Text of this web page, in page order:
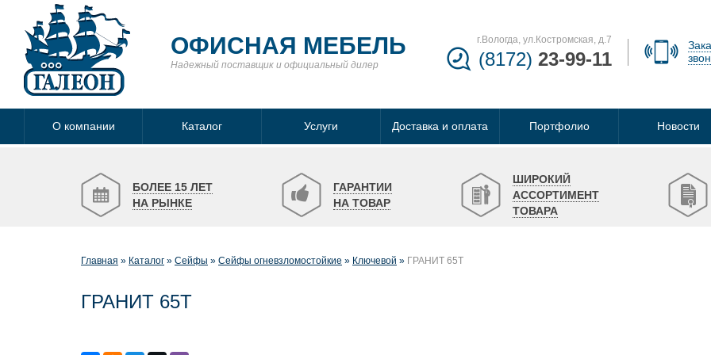
ОФИСНАЯ МЕБЕЛЬ
Надежный поставщик и официальный дилер
г.Вологда, ул.Костромская, д.7
(8172) 23-99-11
О компании Каталог Услуги Доставка и оплата Портфолио Новости
БОЛЕЕ 15 ЛЕТ
НА РЫНКЕ
ГАРАНТИИ
НА ТОВАР
ШИРОКИЙ
АССОРТИМЕНТ
ТОВАРА
Главная Каталог Сейфы Сейфы огневзломостойкие Ключевой ГРАНИТ 65Т
ГРАНИТ 65Т